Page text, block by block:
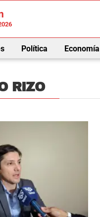
Política Economía
RIZO